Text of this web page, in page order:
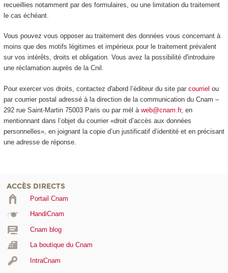
recueillies notamment par des formulaires, ou une limitation du traitement
le cas échéant.
Vous pouvez vous opposer au traitement des données vous concernant à
moins que des motifs légitimes et impérieux pour le traitement prévalent
sur vos intérêts, droits et obligation. Vous avez la possibilité d'introduire
une réclamation auprès de la Cnil.
Pour exercer vos droits, contactez d'abord l’éditeur du site par courriel ou
par courrier postal adressé à la direction de la communication du Cnam –
292 rue Saint-Martin 75003 Paris ou par mél à web@cnam.fr, en
mentionnant dans l’objet du courrier «droit d’accès aux données
personnelles», en joignant la copie d’un justificatif d’identité et en précisant
une adresse de réponse.
ACCÈS DIRECTS
Portail Cnam
HandiCnam
Cnam blog
La boutique du Cnam
IntraCnam